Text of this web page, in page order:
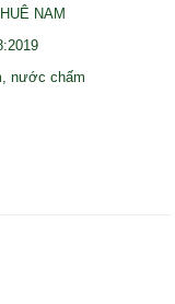
NAM
nước chấm